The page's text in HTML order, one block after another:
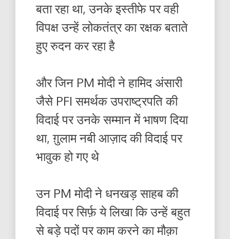
बता रहा था, उनके इस्तीफे पर वही
विपक्ष उन्हें लोकतंत्र का रक्षक बताते
हुए रुदन कर रहा है
और जिन PM मोदी ने हामिद अंसारी
जैसे PFI समर्थक उपराष्ट्रपति की
विदाई पर उनके सम्मान में भाषण दिया
था, ग़ुलाम नबी आज़ाद की विदाई पर
भावुक हो गए थे
उन PM मोदी ने धनखड़ साहब की
विदाई पर सिर्फ़ ये लिखा कि उन्हें बहुत
से बड़े पदों पर काम करने का मौक़ा